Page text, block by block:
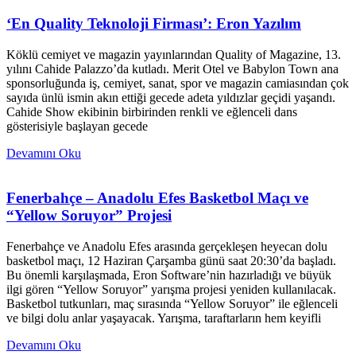
‘En Quality Teknoloji Firması’: Eron Yazılım
Köklü cemiyet ve magazin yayınlarından Quality of Magazine, 13.
yılını Cahide Palazzo’da kutladı. Merit Otel ve Babylon Town ana
sponsorluğunda iş, cemiyet, sanat, spor ve magazin camiasından çok
sayıda ünlü ismin akın ettiği gecede adeta yıldızlar geçidi yaşandı.
Cahide Show ekibinin birbirinden renkli ve eğlenceli dans
gösterisiyle başlayan gecede
Devamını Oku
Fenerbahçe – Anadolu Efes Basketbol Maçı ve
“Yellow Soruyor” Projesi
Fenerbahçe ve Anadolu Efes arasında gerçekleşen heyecan dolu
basketbol maçı, 12 Haziran Çarşamba günü saat 20:30’da başladı.
Bu önemli karşılaşmada, Eron Software’nin hazırladığı ve büyük
ilgi gören “Yellow Soruyor” yarışma projesi yeniden kullanılacak.
Basketbol tutkunları, maç sırasında “Yellow Soruyor” ile eğlenceli
ve bilgi dolu anlar yaşayacak. Yarışma, taraftarların hem keyifli
Devamını Oku